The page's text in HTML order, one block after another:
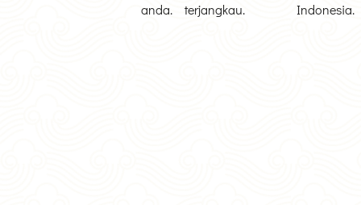
anda.
terjangkau.
Indonesia.